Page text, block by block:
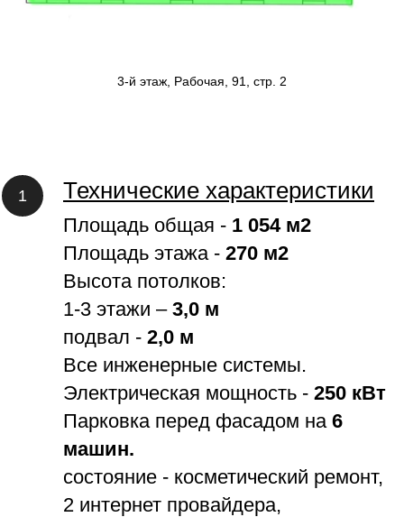
3-й этаж, Рабочая, 91, стр. 2
Технические характеристики
Площадь общая - 1 054 м2
Площадь этажа - 270 м2
Высота потолков:
1-3 этажи – 3,0 м
подвал - 2,0 м
Все инженерные системы.
Электрическая мощность - 250 кВт
Парковка перед фасадом на 6
машин.
состояние - косметический ремонт,
2 интернет провайдера,